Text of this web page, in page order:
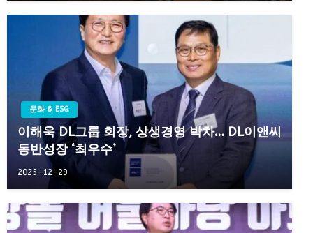
문화 & ESG
이해욱 DL그룹 회장, 상생경영 박차… DL이앤씨
동반성장 ‘최우수’
2025-12-29